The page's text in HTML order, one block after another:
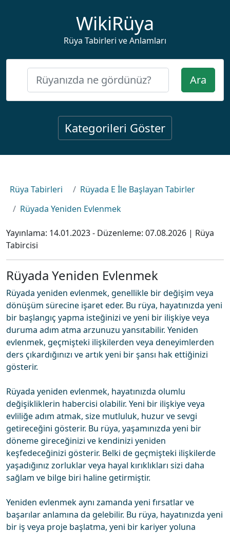
WikiRüya
Rüya Tabirleri ve Anlamları
Ara
Kategorileri Göster
Rüya Tabirleri
Rüyada E İle Başlayan Tabirler
Rüyada Yeniden Evlenmek
Yayınlama: 14.01.2023- Düzenleme: 07.08.2026 | Rüya
Tabircisi
Rüyada Yeniden Evlenmek
Rüyada yeniden evlenmek, genellikle bir değişim veya
dönüşüm sürecine işaret eder. Bu rüya, hayatınızda yeni
bir başlangıç yapma isteğinizi ve yeni bir ilişkiye veya
duruma adım atma arzunuzu yansıtabilir. Yeniden
evlenmek, geçmişteki ilişkilerden veya deneyimlerden
ders çıkardığınızı ve artık yeni bir şansı hak ettiğinizi
gösterir.
Rüyada yeniden evlenmek, hayatınızda olumlu
değişikliklerin habercisi olabilir. Yeni bir ilişkiye veya
evliliğe adım atmak, size mutluluk, huzur ve sevgi
getireceğini gösterir. Bu rüya, yaşamınızda yeni bir
döneme gireceğinizi ve kendinizi yeniden
keşfedeceğinizi gösterir. Belki de geçmişteki ilişkilerde
yaşadığınız zorluklar veya hayal kırıklıkları sizi daha
sağlam ve bilge biri haline getirmiştir.
Yeniden evlenmek aynı zamanda yeni fırsatlar ve
başarılar anlamına da gelebilir. Bu rüya, hayatınızda yeni
bir iş veya proje başlatma, yeni bir kariyer yoluna